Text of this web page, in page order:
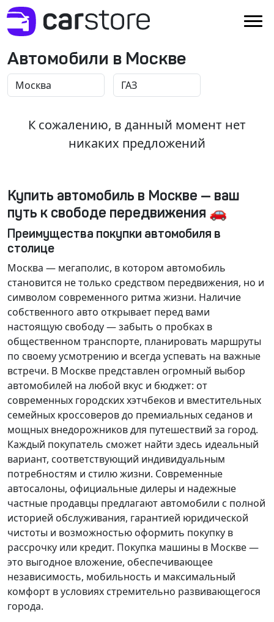
Автомобили в Москве
К сожалению, в данный момент нет
никаких предложений
Купить автомобиль в Москве — ваш
путь к свободе передвижения 🚗
Преимущества покупки автомобиля в
столице
Москва — мегаполис, в котором автомобиль
становится не только средством передвижения, но и
символом современного ритма жизни. Наличие
собственного авто открывает перед вами
настоящую свободу — забыть о пробках в
общественном транспорте, планировать маршруты
по своему усмотрению и всегда успевать на важные
встречи. В Москве представлен огромный выбор
автомобилей на любой вкус и бюджет: от
современных городских хэтчбеков и вместительных
семейных кроссоверов до премиальных седанов и
мощных внедорожников для путешествий за город.
Каждый покупатель сможет найти здесь идеальный
вариант, соответствующий индивидуальным
потребностям и стилю жизни. Современные
автосалоны, официальные дилеры и надежные
частные продавцы предлагают автомобили с полной
историей обслуживания, гарантией юридической
чистоты и возможностью оформить покупку в
рассрочку или кредит. Покупка машины в Москве —
это выгодное вложение, обеспечивающее
независимость, мобильность и максимальный
комфорт в условиях стремительно развивающегося
города.